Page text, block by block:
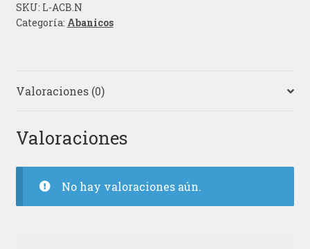
SKU: L-ACB.N
Categoría: Abanicos
Valoraciones (0)
Valoraciones
No hay valoraciones aún.